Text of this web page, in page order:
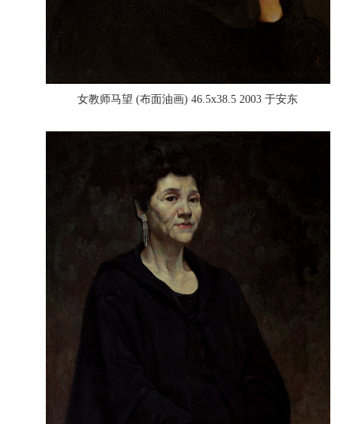
女教师马望 (布面油画) 46.5x38.5 2003 于安东